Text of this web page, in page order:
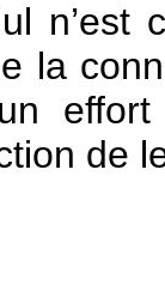
n’est
la
de